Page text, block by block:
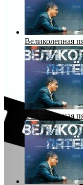
Великолепная
Великолепная